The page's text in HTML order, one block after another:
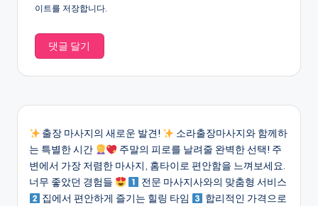
이트를 저장합니다.
출장 마사지의 새로운 발견!
소라출장마사지와 함께하
는 특별한 시간
주말의 피로를 날려줄 완벽한 선택! 주
변에서 가장 저렴한 마사지, 홈타이로 편안함을 느껴보세요.
너무 좋았던 경험들
전문 마사지사와의 맞춤형 서비스
집에서 편안하게 즐기는 힐링 타임
합리적인 가격으로